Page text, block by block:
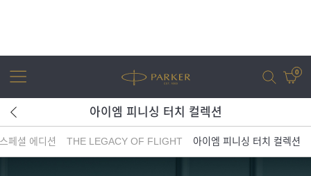
0
어번 아이엠 조터 XL 조터
아이엠 피니싱 터치 컬렉션
페셜 에디션 THE LEGACY OF FLIGHT 아이엠 피니싱 터치 컬렉션